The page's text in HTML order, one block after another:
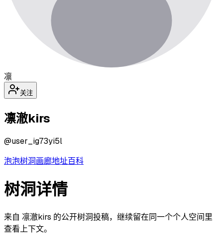
凛
关注
凛澈kirs
@user_ig73yi5l
泡泡树洞画廊地址百科
树洞详情
来自 凛澈kirs 的公开树洞投稿，继续留在同一个个人空间里
查看上下文。